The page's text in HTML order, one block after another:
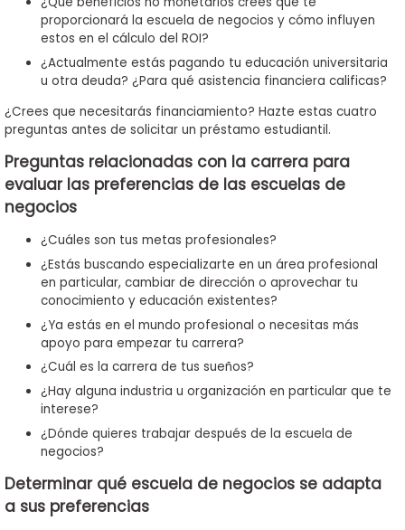
proporcionará la escuela de negocios y cómo influyen
estos en el cálculo del ROI?
¿Actualmente estás pagando tu educación universitaria
u otra deuda? ¿Para qué asistencia financiera calificas?
¿Crees que necesitarás financiamiento? Hazte estas cuatro
preguntas antes de solicitar un préstamo estudiantil.
Preguntas relacionadas con la carrera para
evaluar las preferencias de las escuelas de
negocios
¿Cuáles son tus metas profesionales?
¿Estás buscando especializarte en un área profesional
en particular, cambiar de dirección o aprovechar tu
conocimiento y educación existentes?
¿Ya estás en el mundo profesional o necesitas más
apoyo para empezar tu carrera?
¿Cuál es la carrera de tus sueños?
¿Hay alguna industria u organización en particular que te
interese?
¿Dónde quieres trabajar después de la escuela de
negocios?
Determinar qué escuela de negocios se adapta
a sus preferencias